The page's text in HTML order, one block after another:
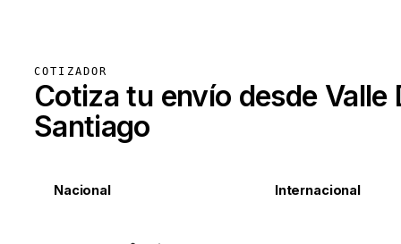
COTIZADOR
Cotiza tu envío desde Valle
Santiago
Nacional Internacional